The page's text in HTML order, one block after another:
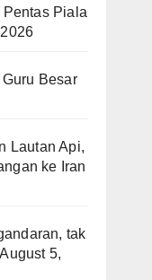
Piala
Besar
Lautan Api,
ke Iran
tak
August 5,